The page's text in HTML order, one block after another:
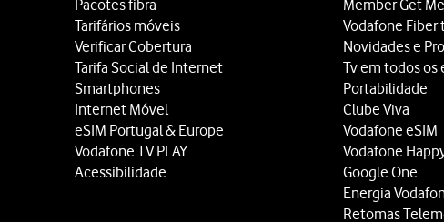
Pacotes fibra
Tarifários móveis
Verificar Cobertura
Tarifa Social de Internet
Smartphones
Internet Móvel
eSIM Portugal & Europe
Vodafone TV PLAY
Acessibilidade
Member Get
Vodafone Fiber
Novidades e
Tv em todos os
Portabilidade
Clube Viva
Vodafone eSIM
Vodafone
Google One
Energia
Retomas